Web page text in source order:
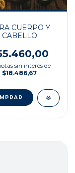
CUERPO Y
CABELLO
sin interés de
$18.486,67